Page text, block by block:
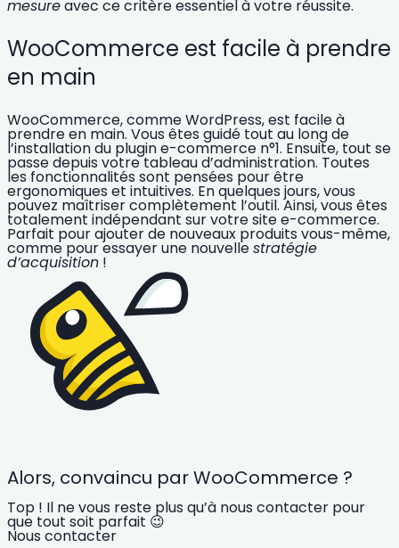
mesureavec ce critère essentiel à votre réussite.
WooCommerce est facile à prendre
en main
WooCommerce, comme WordPress, est facileà
prendre en main. Vous êtes guidé tout au long de
l’installation du plugin e-commerce n°1. Ensuite, tout se
passe depuis votre tableau d’administration. Toutes
les fonctionnalités sont pensées pour être
ergonomiques et intuitives. En quelques jours, vous
pouvez maîtriser complètement l’outil. Ainsi, vous êtes
totalement indépendant sur votre site e-commerce.
Parfait pour ajouter de nouveaux produits vous-même,
comme pour essayer une nouvellestratégie
d’acquisition !
Alors, convaincu par WooCommerce ?
Top ! Il ne vous reste plus qu’à nous contacter pour
que tout soit parfait 😉
Nous contacter